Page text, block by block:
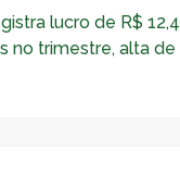
lucro de R$ 12,4
no trimestre, alta de